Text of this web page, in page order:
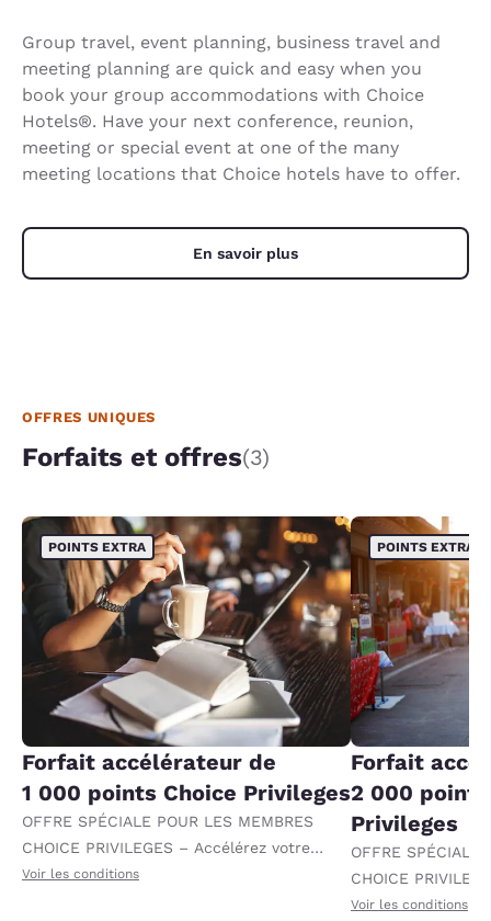
Group travel, event planning, business travel and
meeting planning are quick and easy when you
book your group accommodations with Choice
Hotels®. Have your next conference, reunion,
meeting or special event at one of the many
meeting locations that Choice hotels have to offer.
En savoir plus
OFFRES UNIQUES
Forfaits et offres(3)
POINTS EXTRA
Forfait accélérateur de
1 000 points Choice Privileges
OFFRE SPÉCIALE POUR LES MEMBRES
CHOICE PRIVILEGES – Accélérez votre
progression vers des récompenses en
Voir les conditions
POINTS EXTRA
Forfait
2 000
Privileges
OFFRE SPÉCIALE
CHOICE
progression vers
Voir les conditions